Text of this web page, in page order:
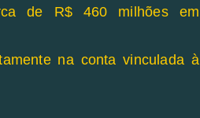
de R$ 460 milhões em
na conta vinculada à